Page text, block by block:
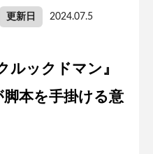
更新日 2024.07.5
ルックドマン』
脚本を手掛ける意